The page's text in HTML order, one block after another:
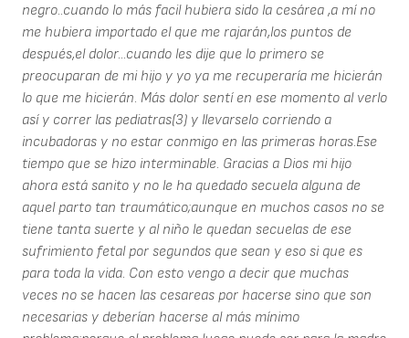
negro..cuando lo más facil hubiera sido la cesárea ,a mí no
me hubiera importado el que me rajarán,los puntos de
después,el dolor...cuando les dije que lo primero se
preocuparan de mi hijo y yo ya me recuperaría me hicierán
lo que me hicierán. Más dolor sentí en ese momento al verlo
así y correr las pediatras(3) y llevarselo corriendo a
incubadoras y no estar conmigo en las primeras horas.Ese
tiempo que se hizo interminable. Gracias a Dios mi hijo
ahora está sanito y no le ha quedado secuela alguna de
aquel parto tan traumático;aunque en muchos casos no se
tiene tanta suerte y al niño le quedan secuelas de ese
sufrimiento fetal por segundos que sean y eso si que es
para toda la vida. Con esto vengo a decir que muchas
veces no se hacen las cesareas por hacerse sino que son
necesarias y deberían hacerse al más mínimo